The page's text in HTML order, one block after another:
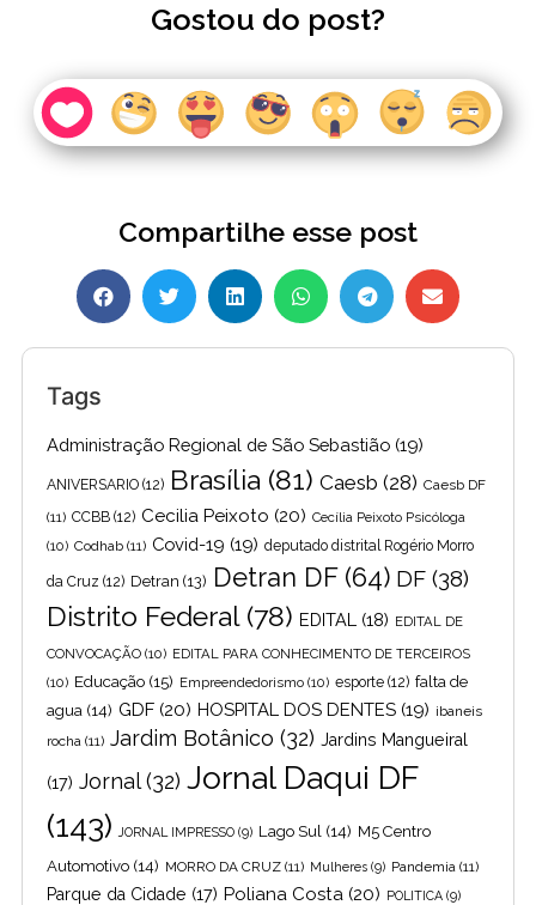
Gostou do post?
Compartilhe esse post
Tags
Administração Regional de São Sebastião (19)
ANIVERSARIO (12) Brasília (81) Caesb (28) Caesb DF
(11) CCBB (12) Cecilia Peixoto (20) Cecília Peixoto Psicóloga
(10) Codhab (11) Covid-19 (19) deputado distrital Rogério Morro
da Cruz (12) Detran (13) Detran DF(64) DF (38)
Distrito Federal(78) EDITAL (18) EDITAL DE
CONVOCAÇÃO (10) EDITAL PARA CONHECIMENTO DE TERCEIROS
(10) Educação (15) Empreendedorismo (10) esporte (12) falta de
agua (14) GDF (20) HOSPITAL DOS DENTES (19) ibaneis
rocha (11) Jardim Botânico (32) Jardins Mangueiral
(17) Jornal(32) Jornal Daqui DF
(143)
JORNAL IMPRESSO (9) Lago Sul (14) M5 Centro
Automotivo (14) MORRO DA CRUZ (11) Mulheres (9) Pandemia (11)
Parque da Cidade (17) Poliana Costa (20) POLITICA (9)